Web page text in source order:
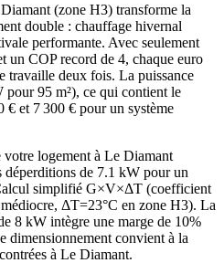
(zone H3) transforme la
double : chauffage hivernal
performante. Avec seulement
un COP record de 4, chaque euro
travaille deux fois. La puissance
pour 95 m²), ce qui contient le
€ et 7 300 € pour un système
logement à Le Diamant
de 7.1 kW pour un
simplifié G×V×ΔT (coefficient
ΔT=23°C en zone H3). La
8 kW intègre une marge de 10%
dimensionnement convient à la
à Le Diamant.